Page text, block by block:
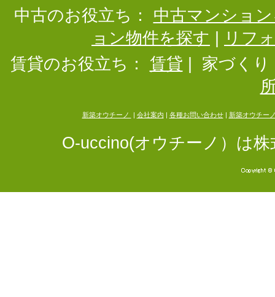
中古のお役立ち：
中古マンショ
ョン物件を探す
リフ
賃貸のお役立ち：
賃貸
家づくり
新築オウチーノ 会社案内 各種お問い合わせ| 新築オウチー
O-uccino(オウチーノ）は